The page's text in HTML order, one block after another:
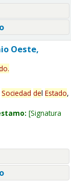
Oeste,
.
Sociedad del Estado,
Signatura